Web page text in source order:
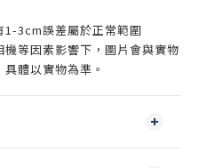
1-3cm誤差屬於正常範圍
等因素影響下，圖片會與實物
體以實物為準。